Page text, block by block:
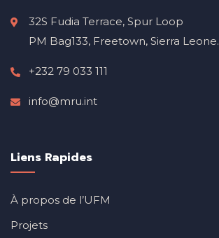
32S Fudia Terrace, Spur Loop
PM Bag133, Freetown, Sierra Leone.
+232 79 033 111
info@mru.int
Liens Rapides
À propos de l’UFM
Projets